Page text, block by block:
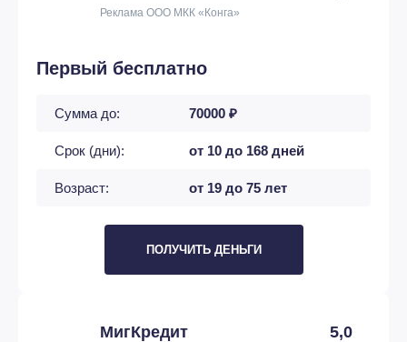
Реклама ООО МКК «Конга»
Первый бесплатно
Сумма до: 70000 ₽
Срок (дни): от 10 до 168 дней
Возраст: от 19 до 75 лет
ПОЛУЧИТЬ ДЕНЬГИ
МигКредит 5,0